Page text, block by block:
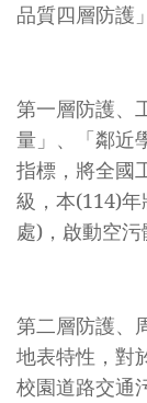
品質四層防護
第一層防護、
量」、「鄰近
指標，將全國
級，本(114)
處)，啟動空污
第二層防護、
地表特性，對
校園道路交通